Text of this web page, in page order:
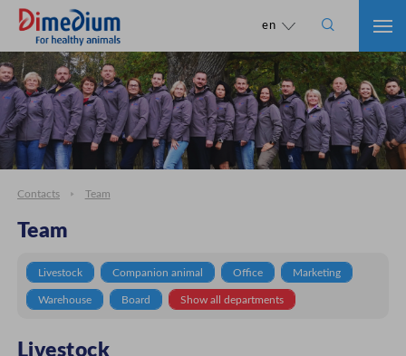
en 
Contacts Team
Team
Livestock Companion animal Office Marketing
Warehouse Board Show all departments
Livestock